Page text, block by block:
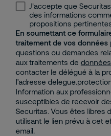
J'accepte que
des informations
propositions
En soumettant ce
traitement de vos données
questions ou demandes
aux traitements de
contacter le délégué à la
l’adresse
Information aux
susceptibles de recevoir
Securitas. Vous êtes libres
utilisant le lien prévu à cet
email.